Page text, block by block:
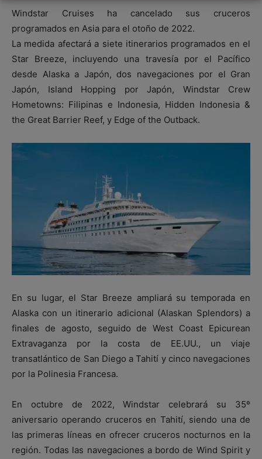
Windstar Cruises ha cancelado sus cruceros
programados en Asia para el otoño de 2022.
La medida afectará a siete itinerarios programados en el
Star Breeze, incluyendo una travesía por el Pacífico
desde Alaska a Japón, dos navegaciones por el Gran
Japón, Island Hopping por Japón, Windstar Crew
Hometowns: Filipinas e Indonesia, Hidden Indonesia &
the Great Barrier Reef, y Edge of the Outback.
En su lugar, el Star Breeze ampliará su temporada en
Alaska con un itinerario adicional (Alaskan Splendors) a
finales de agosto, seguido de West Coast Epicurean
Extravaganza por la costa de EE.UU., un viaje
transatlántico de San Diego a Tahití y cinco navegaciones
por la Polinesia Francesa.
En octubre de 2022, Windstar celebrará su 35º
aniversario operando cruceros en Tahití, siendo una de
las primeras líneas en ofrecer cruceros nocturnos en la
región. Todas las navegaciones a bordo de Wind Spirit y